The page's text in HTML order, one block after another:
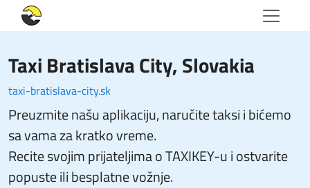
Taxi Bratislava City, Slovakia
taxi-bratislava-city.sk
Preuzmite našu aplikaciju, naručite taksi i bićemo
sa vama za kratko vreme.
Recite svojim prijateljima o TAXIKEY-u i ostvarite
popuste ili besplatne vožnje.